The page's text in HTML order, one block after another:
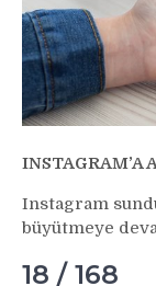
INSTAGRAM’A
Instagram
büyütmeye
18 / 168